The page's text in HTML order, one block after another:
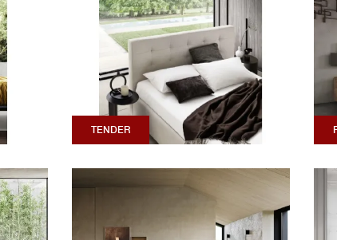
TENDER